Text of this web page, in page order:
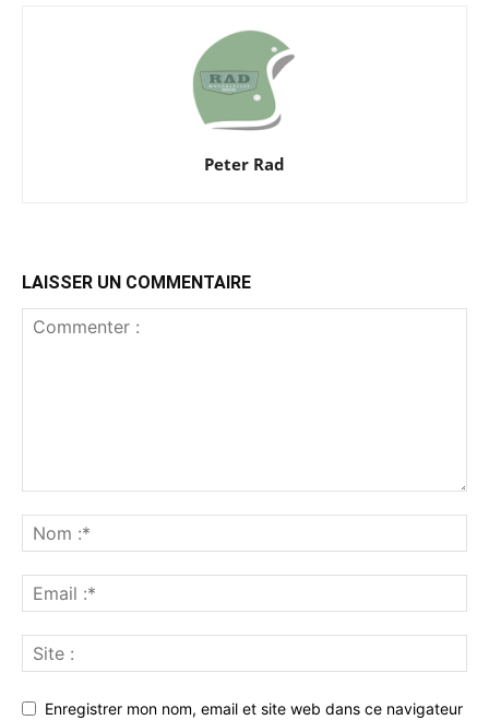
Peter Rad
LAISSER UN COMMENTAIRE
Enregistrer mon nom, email et site web dans ce navigateur